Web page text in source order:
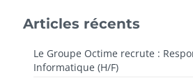
Articles récents
Le Groupe Octime recrute :
Informatique (H/F)